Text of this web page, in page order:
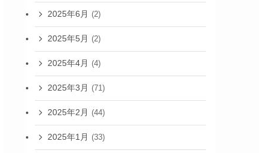
2025年6月 (2)
2025年5月 (2)
2025年4月 (4)
2025年3月 (71)
2025年2月 (44)
2025年1月 (33)